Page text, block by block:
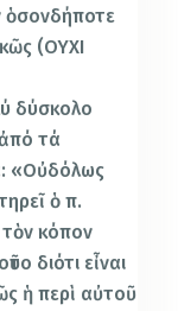
ὁσονδήποτε
(ΟΥΧΙ
δύσκολο
τά
«Οὐδόλως
ὁ π.
κόπον
διότι εἶναι
ἡ περὶ αὐτοῦ